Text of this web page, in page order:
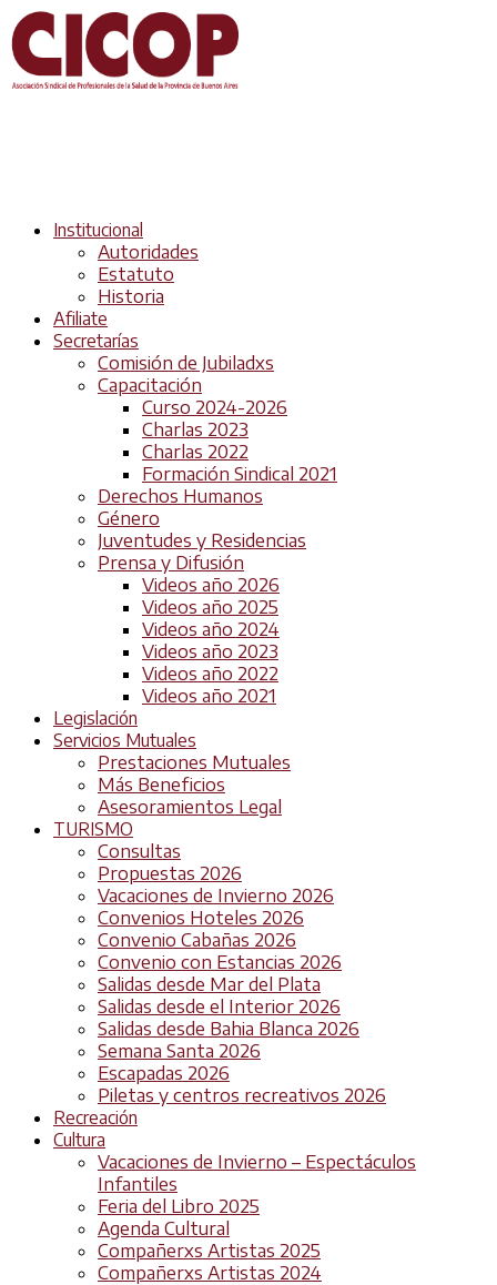
Institucional
Autoridades
Estatuto
Historia
Afiliate
Secretarías
Comisión de Jubiladxs
Capacitación
Curso 2024-2026
Charlas 2023
Charlas 2022
Formación Sindical 2021
Derechos Humanos
Género
Juventudes y Residencias
Prensa y Difusión
Videos año 2026
Videos año 2025
Videos año 2024
Videos año 2023
Videos año 2022
Videos año 2021
Legislación
Servicios Mutuales
Prestaciones Mutuales
Más Beneficios
Asesoramientos Legal
TURISMO
Consultas
Propuestas 2026
Vacaciones de Invierno 2026
Convenios Hoteles 2026
Convenio Cabañas 2026
Convenio con Estancias 2026
Salidas desde Mar del Plata
Salidas desde el Interior 2026
Salidas desde Bahia Blanca 2026
Semana Santa 2026
Escapadas 2026
Piletas y centros recreativos 2026
Recreación
Cultura
Vacaciones de Invierno – Espectáculos
Infantiles
Feria del Libro 2025
Agenda Cultural
Compañerxs Artistas 2025
Compañerxs Artistas 2024